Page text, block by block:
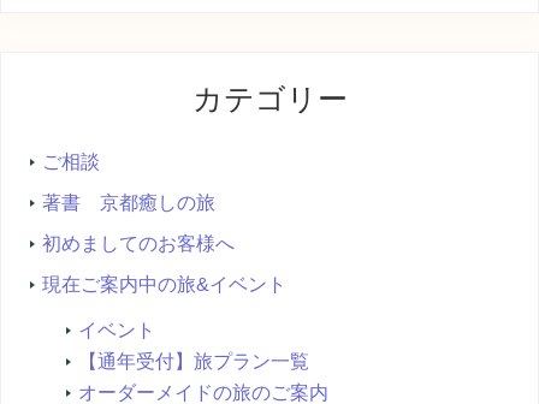
カテゴリー
ご相談
著書 京都癒しの旅
初めましてのお客様へ
現在ご案内中の旅&イベント
イベント
【通年受付】旅プラン一覧
オーダーメイドの旅のご案内